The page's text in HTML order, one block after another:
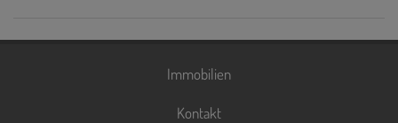
Immobilien
Kontakt